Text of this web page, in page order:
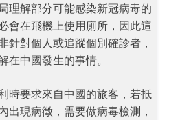
理解部分可能感染新冠病毒的
會在飛機上使用廁所，因此這
針對個人或追蹤個別確診者，
在中國發生的事情。
時要求來自中國的旅客，若抵
出現病徵，需要做病毒檢測，